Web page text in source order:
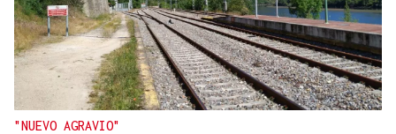
"NUEVO AGRAVIO"